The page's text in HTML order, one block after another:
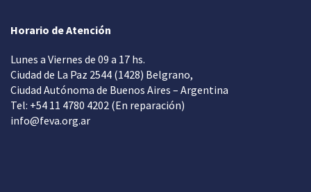
Horario de Atención
Lunes a Viernes de 09 a 17 hs.
Ciudad de La Paz 2544 (1428) Belgrano,
Ciudad Autónoma de Buenos Aires – Argentina
Tel: +54 11 4780 4202 (En reparación)
info@feva.org.ar